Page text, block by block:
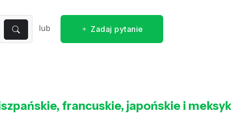
lub Zadaj pytanie
francuskie, japońskie i